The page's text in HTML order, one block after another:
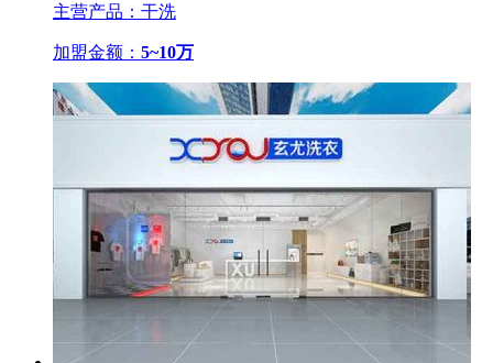
主营产品：干洗
加盟金额： 5~10万